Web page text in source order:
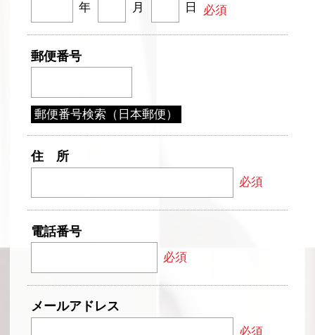
年 月 日 必須
郵便番号
郵便番号検索（日本郵便）
住 所
必須
電話番号
必須
メールアドレス
必須